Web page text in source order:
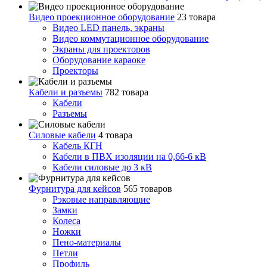
Видео проекционное оборудование 23 товара
Видео LED панель, экраны
Видео коммутационное оборудование
Экраны для проекторов
Оборудование караоке
Проекторы
Кабели и разъемы 782 товара
Кабели
Разъемы
Силовые кабели 4 товара
Кабель КГН
Кабели в ПВХ изоляции на 0,66-6 кВ
Кабели силовые до 3 кВ
Фурнитура для кейсов 565 товаров
Рэковые направляющие
Замки
Колеса
Ножки
Пено-материалы
Петли
Профиль